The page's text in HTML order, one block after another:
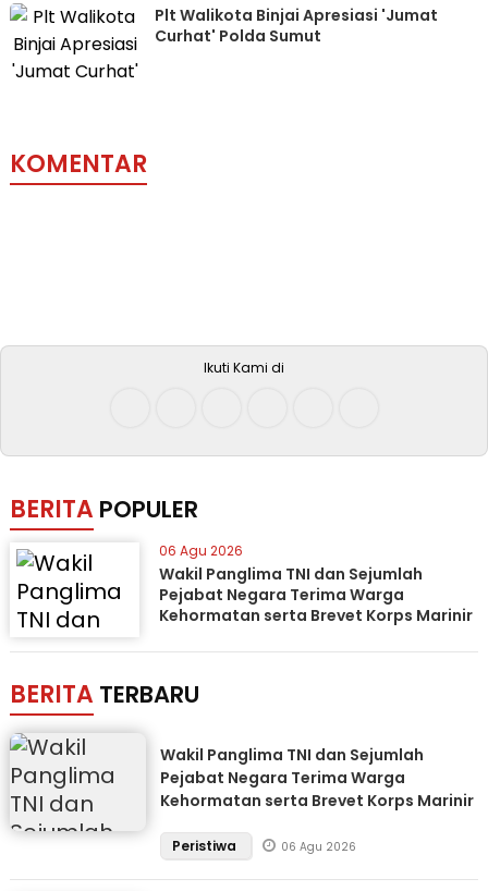
Plt Walikota Binjai Apresiasi 'Jumat
Curhat' Polda Sumut
KOMENTAR
Ikuti Kami di
BERITA POPULER
06 Agu 2026
Wakil Panglima TNI dan Sejumlah
Pejabat Negara Terima Warga
Kehormatan serta Brevet Korps Marinir
BERITA TERBARU
Wakil Panglima TNI dan Sejumlah
Pejabat Negara Terima Warga
Kehormatan serta Brevet Korps Marinir
Peristiwa 06 Agu 2026